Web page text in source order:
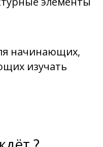
начинающих,
изучать